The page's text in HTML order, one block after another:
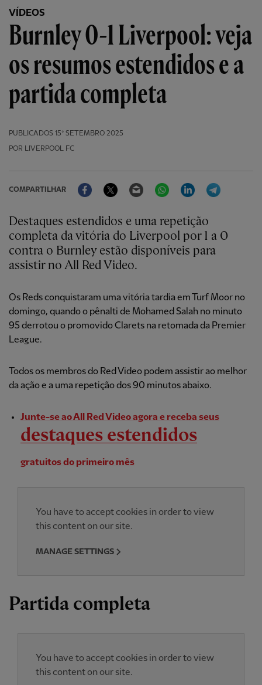
VÍDEOS
Burnley 0-1 Liverpool: veja
os resumos estendidos e a
partida completa
PUBLICADOS 15º SETEMBRO 2025
POR LIVERPOOL FC
COMPARTILHAR
FacebookTwitter Email WhatsAppLinkedIn
Destaques estendidos e uma repetição
completa da vitória do Liverpool por 1 a 0
contra o Burnley estão disponíveis para
assistir no All Red Video.
Os Reds conquistaram uma vitória tardia em Turf Moor no
domingo, quando o pênalti de Mohamed Salah no minuto
95 derrotou o promovido Clarets na retomada da Premier
League.
Todos os membros do Red Video podem assistir ao melhor
da ação e a uma repetição dos 90 minutos abaixo.
Junte-se ao All Red Video agora e receba seus
destaques estendidos
gratuitos do primeiro mês
You have to accept cookies in order to view
this content on our site.
MANAGE SETTINGS
Partida completa
You have to accept cookies in order to view
this content on our site.